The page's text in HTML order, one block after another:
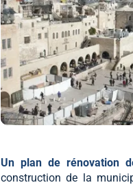
Un plan de rénovation
construction de la